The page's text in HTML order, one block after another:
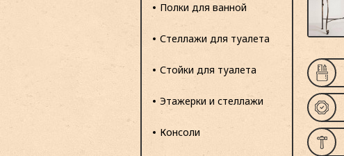
Полки для ванной
Стеллажи для туалета
Стойки для туалета
Этажерки и стеллажи
Консоли